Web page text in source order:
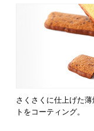
さくさくに仕上げた
トをコーティング。